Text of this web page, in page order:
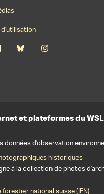
et plateformes du WSL
données d'observation
historiques
à la collection de photos